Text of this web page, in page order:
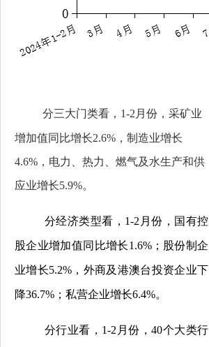
分三大门类看， 1-2 月份，采矿业
增加值同比增长2.6% ，制造业增长
4.6% ，电力、热力、燃气及水生产和供
应业增长5.9%。
分经济类型看， 1-2 月份，国有控
股企业增加值同比增长1.6%；股份制企
业增长5.2% ，外商及港澳台投资企业下
降36.7% ；私营企业增长6.4%。
分行业看， 1-2 月份，40个大类行